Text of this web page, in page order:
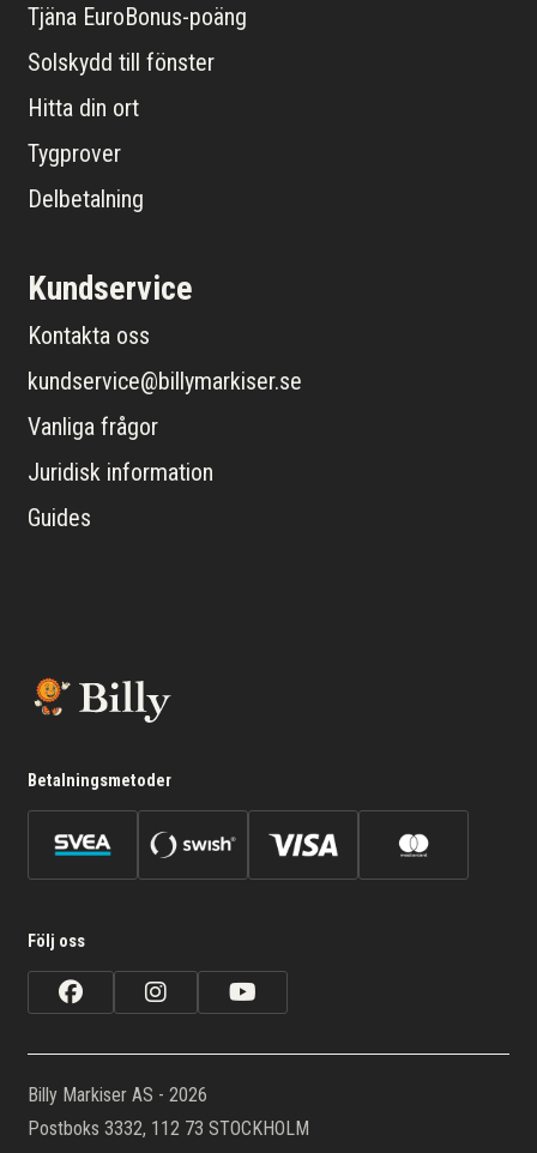
Tjäna EuroBonus-poäng
Solskydd till fönster
Hitta din ort
Tygprover
Delbetalning
Kundservice
Kontakta oss
kundservice@billymarkiser.se
Vanliga frågor
Juridisk information
Guides
Betalningsmetoder
Följ oss
Billy Markiser AS - 2026
Postboks 3332, 112 73 STOCKHOLM